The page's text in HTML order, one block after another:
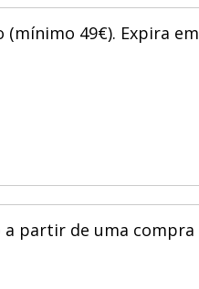
(mínimo 49€). Expira
a partir de uma compra